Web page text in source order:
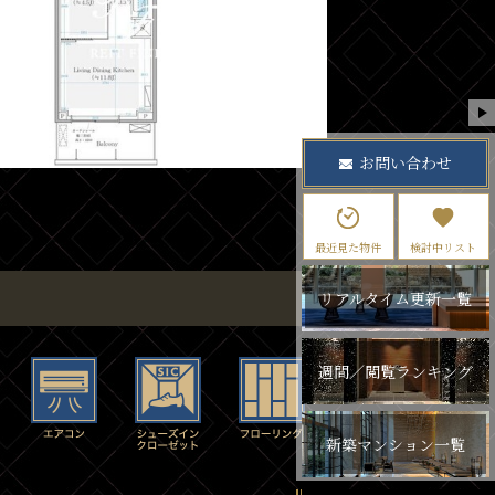
お問い合わせ
最近見た物件 検討中リスト
リアルタイム更新一覧
週間／閲覧ランキング
新築マンション一覧